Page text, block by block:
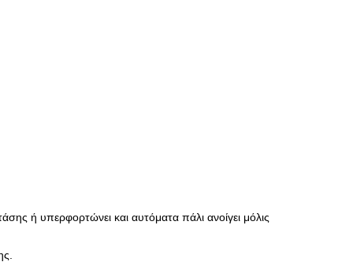
ή υπερφορτώνει και αυτόματα πάλι ανοίγει μόλις